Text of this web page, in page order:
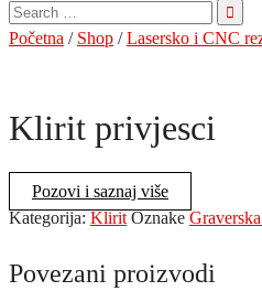
Pretraga
za:
Početna / Shop /Lasersko i CNC
Klirit privjesci
Pozovi i saznaj više
Kategorija: Klirit Oznake
Povezani proizvodi